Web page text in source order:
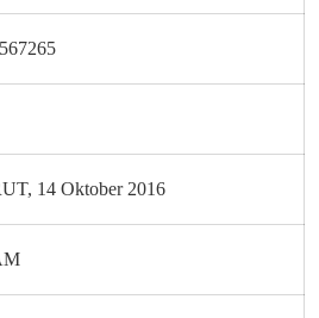
14 Oktober 2016